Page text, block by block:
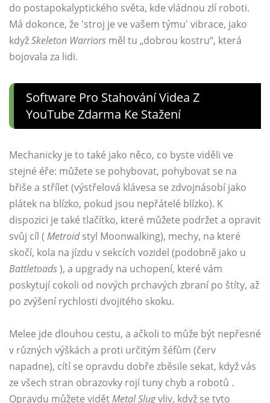
do postapokalyptického světa, kde vládnou zlí roboti.
Má dokonce, že 'stroj je ve vašem týmu' vibrace, jako
kdyžSkeleton Warriors měl tu „dobrou kostru“, která
bojovala za lidi.
Software Pro Stahování Videa Z
YouTube Zdarma Ke Stažení
Mechanicky je to také jako něco, co byste viděli ve
stejné éře: můžete se pohybovat, pohybovat se na
břiše a střílet (výstřelová klávesa se zdvojnásobí jako
plátek na blízko, pokud jsou nepřátelé blízko). K
dispozici je také tlačítko, které můžete podržet a opravit
svůj cíl ( Metroidstyl Moonwalking), mechy, na které
skočí, kola na jízdu v sekcích vozidel (podobně jako u
Battletoads), a upgrady na uchopení, které vám
poskytují cokoli od nových prchavých zbraní po štíty, až
po zvýšení rychlosti dvojitého skoku.
Melee jde dlouhou cestu, a ačkoli to může být nepřesné
v různých výškách a proti určitým šéfům (červ
napadne), cítí se opravdu dobře zběsile sekat, když vás
ze všech stran obrazovky rojí tuny chyb a robotů .
Opravdu můžete vidětMetal Slugvliv, když se tyto